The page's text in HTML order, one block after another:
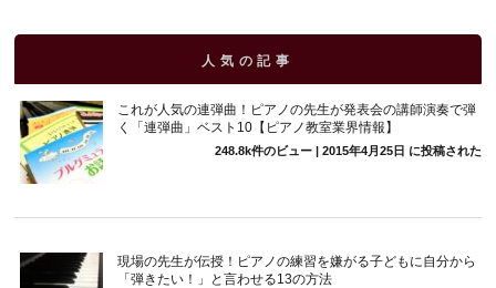
人気の記事
これが人気の連弾曲！ピアノの先生が発表会の講師演奏で弾
く「連弾曲」ベスト10【ピアノ教室業界情報】
248.8k件のビュー| 2015年4月25日 に投稿された
現場の先生が伝授！ピアノの練習を嫌がる子どもに自分から
「弾きたい！」と言わせる13の方法